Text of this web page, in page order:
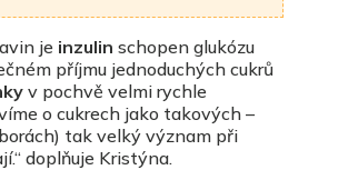
je inzulin schopen glukózu
příjmu jednoduchých cukrů
v pochvě velmi rychle
o cukrech jako takových –
tak velký význam při
doplňuje Kristýna.